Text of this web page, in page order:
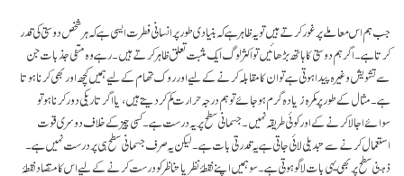
جب ہم اس معاملے پر غور کرتے ہیں تو یہ ظاہر ہے کہ بنیادی طور پر انسانی فطرت ایسی ہے کہ ہر شخص دوستی کی قدر
کرتا ہے۔ اگر ہم دوستی کا ہاتھ بڑھائیں تو اکثر لوگ ایک مثبت تعلق ظاہر کرتے ہیں۔ رہے وہ منفی جذبات جن
سے تشویش وغیرہ پیدا ہوتی ہے تو ان کا مقابلہ کرنے کے لیے اور روک تھام کےلیے ہمیں کچھ اور بھی کرنا ہوتا
ہے۔ مثال کے طور پر کمرہ زیادہ گرم ہو جائے تو ہم درجہ حرارت کم کر دیتے ہیں، یا اگر تاریکی دور کرنا ہوتو
سوائے اجالا کرنے کے اور کوئی طریقہ نہیں۔ جسمانی سطح پر یہ درست ہے۔ کسی چیز کے خلاف دوسری قوت
استعمال کرنے سے تبدیلی لائی جاتی ہے یہ قدرتی بات ہے۔ لیکن یہ صرف جسمانی سطح ہی پر درست نہیں ہے۔
ذہنی سطح پر بھی یہی بات لاگو ہوتی ہے۔ سو ہمیں اپنے نقطۂ نظر یا تناظر کو درست کرنے کےلیے اس کا متضاد نقطۂ